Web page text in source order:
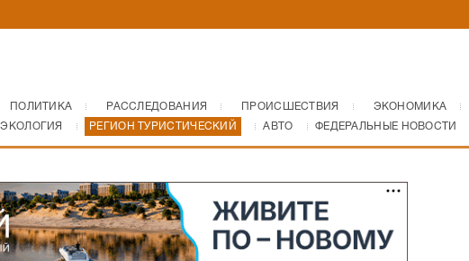
ПОЛИТИКА РАССЛЕДОВАНИЯ ПРОИСШЕСТВИЯ ЭКОНОМИКА
ЭКОЛОГИЯ РЕГИОН ТУРИСТИЧЕСКИЙ АВТО ФЕДЕРАЛЬНЫЕ НОВОСТИ